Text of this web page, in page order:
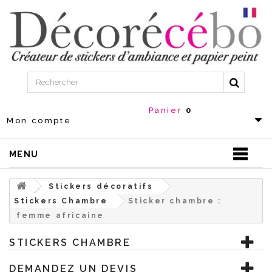
Mon compte
Panier 0
MENU
Stickers décoratifs
Stickers Chambre
Sticker chambre :
femme africaine
STICKERS CHAMBRE
DEMANDEZ UN DEVIS